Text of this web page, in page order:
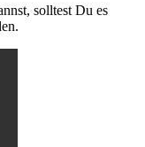
solltest Du es